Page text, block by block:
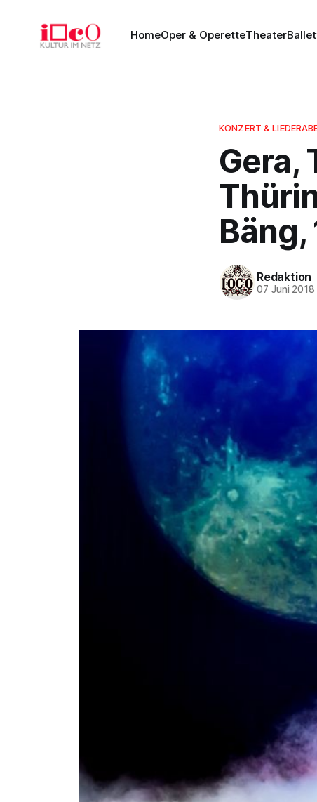
HomeOper & OperetteTheater
KONZERT &
Gera,
Bäng,
Redaktion
07 Juni 2018